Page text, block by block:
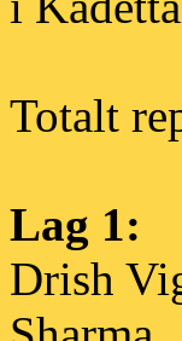
Totalt
Lag 1:
Drish